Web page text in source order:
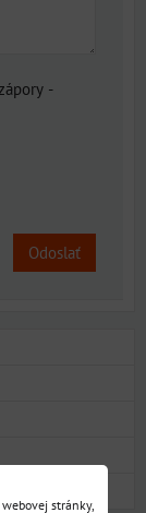
-
Odoslať
stránky,